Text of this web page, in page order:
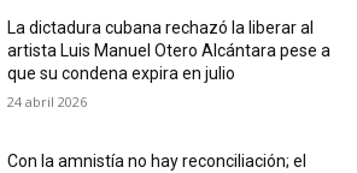
La dictadura cubana rechazó la liberar al
artista Luis Manuel Otero Alcántara pese a
que su condena expira en julio
24 abril 2026
Con la amnistía no hay reconciliación; el